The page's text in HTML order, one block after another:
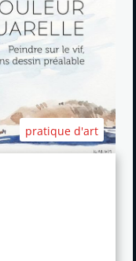
pratique d'art